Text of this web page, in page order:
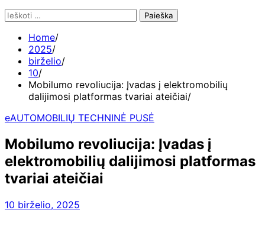
Ieškoti:
Home
2025
birželio
10
Mobilumo revoliucija: Įvadas į elektromobilių
dalijimosi platformas tvariai ateičiai
eAUTOMOBILIŲ TECHNINĖ PUSĖ
Mobilumo revoliucija: Įvadas į
elektromobilių dalijimosi platformas
tvariai ateičiai
10 birželio, 2025